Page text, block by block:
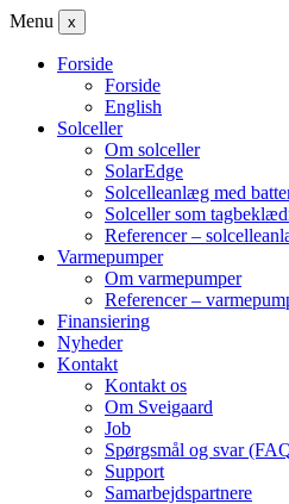
Menu x
Forside
Forside
English
Solceller
Om solceller
SolarEdge
Solcelleanlæg med
Solceller som
Referencer –
Varmepumper
Om varmepumper
Referencer –
Finansiering
Nyheder
Kontakt
Kontakt os
Om Sveigaard
Job
Spørgsmål og svar
Support
Samarbejdspartnere